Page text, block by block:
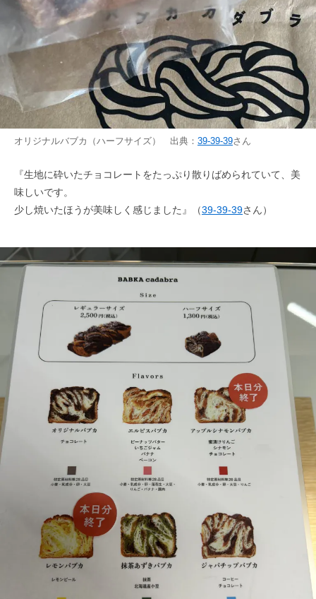
オリジナルバブカ（ハーフサイズ） 出典： 39-39-39さん
『生地に砕いたチョコレートをたっぷり散りばめられていて、美
味しいです。
少し焼いたほうが美味しく感じました』（39-39-39さん）